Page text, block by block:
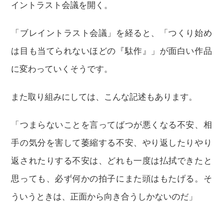
イントラスト会議を開く。
「ブレイントラスト会議」を経ると、「つくり始め
は目も当てられないほどの『駄作』」が面白い作品
に変わっていくそうです。
また取り組みにしては、こんな記述もあります。
「つまらないことを言ってばつが悪くなる不安、相
手の気分を害して萎縮する不安、やり返したりやり
返されたりする不安は、どれも一度は払拭できたと
思っても、必ず何かの拍子にまた頭はもたげる。そ
ういうときは、正面から向き合うしかないのだ」